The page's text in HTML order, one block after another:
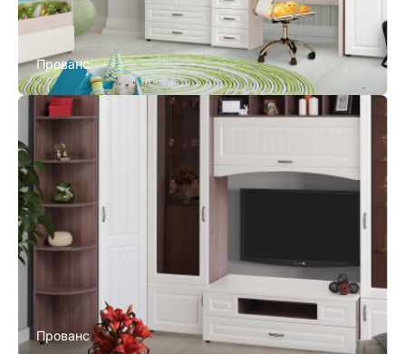
Прованс
Прованс